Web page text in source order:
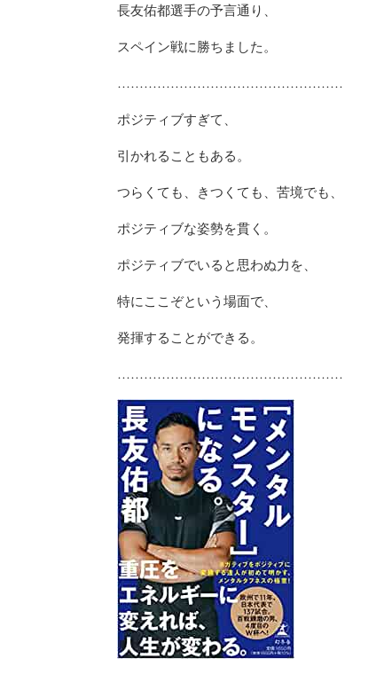
長友佑都選手の予言通り、
スペイン戦に勝ちました。
……………………………………………
ポジティブすぎて、
引かれることもある。
つらくても、きつくても、苦境でも、
ポジティブな姿勢を貫く。
ポジティブでいると思わぬ力を、
特にここぞという場面で、
発揮することができる。
……………………………………………